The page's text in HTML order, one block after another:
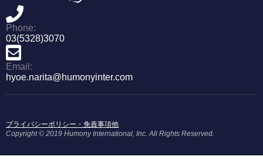
Phone:
03(5328)3070
Email:
hyoe.narita@humonyinter.com
プライバシーポリシー・免責事項他
Copyright © 2019 Humony International, Inc. All Rights Reserved.